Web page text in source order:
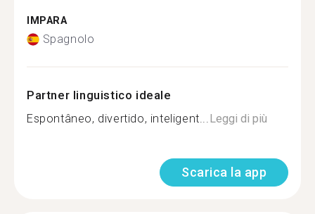
IMPARA
Spagnolo
Partner linguistico ideale
Espontâneo, divertido, inteligent...Leggi di più
Scarica la app